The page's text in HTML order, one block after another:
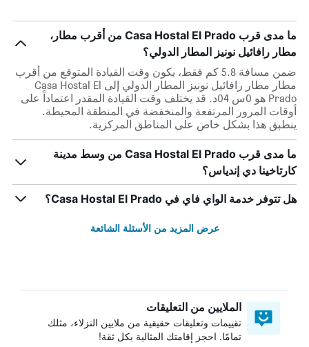
ما مدى قرب Casa Hostal El Prado من أقرب مطار،
مطار رافائيل نونيز المطار الدولي؟
ضمن مسافة 5.8 كم فقط، يكون وقت القيادة المتوقع من أقرب
مطار مطار رافائيل نونيز المطار الدولي إلى Casa Hostal El
Prado هو 0س 04د. قد يختلف وقت القيادة المقدر اعتماداً على
أوقات المرور المرتفعة والمنخفضة في المنطقة المحيطة.
ينطبق هذا بشكل خاص على المناطق المركزية.
ما مدى قرب Casa Hostal El Prado من وسط مدينة
كارتاخينا دي إندياس؟
هل تتوفر خدمة الواي فاي في Casa Hostal El Prado؟
عرض المزيد من الأسئلة الشائعة
الملايين من التعليقات
تقييمات وتعليقات حقيقية من ملايين النزلاء، مثلك
تمامًا. احجز إقامتك المثالية بكل ثقة!